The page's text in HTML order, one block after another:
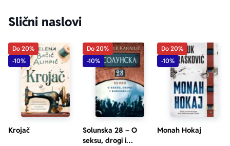
aboutPage.sr-only.custom-youtube-play-icon
Slični naslovi
Do 20%
-10%
Krojač
Do 20%
-10%
Solunska 28 – O
seksu, drogi i
Do 20%
-10%
Monah Hokaj